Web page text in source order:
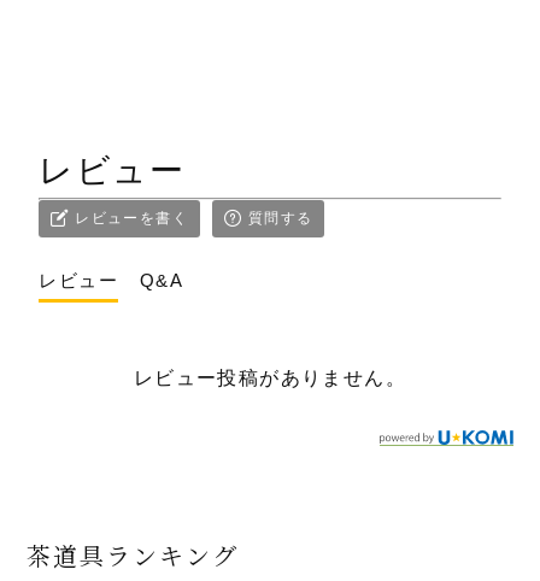
レビュー
レビューを書く 質問する
レビュー Q&A
レビュー投稿がありません。
茶道具ランキング